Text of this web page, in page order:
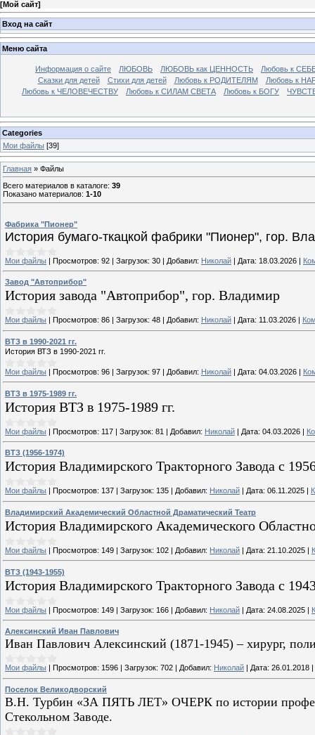
[Мой сайт]
Вход на сайт
Меню сайта
Информация о сайте ЛЮБОВЬ ЛЮБОВЬ как ЦЕННОСТЬ
Любовь к
Сказки для детей
Стихи для детей Любовь к РОДИТЕЛЯМ
Любовь к
Любовь к ЧЕЛОВЕЧЕСТВУ
Любовь к СИЛАМ СВЕТА Любовь к БОГУ
Categories
Мои файлы [39]
Главная » Файлы
Всего материалов в каталоге: 39
Показано материалов: 1-10
Фабрика "Пионер"
История бумаго-ткацкой фабрики "Пионер", гор.
Мои файлы | Просмотров: 92 | Загрузок: 30 | Добавил: Николай | Дата: 18.03.2026 |
Завод "Автоприбор"
История завода "Автоприбор", гор. Владимир
Мои файлы Просмотров: 86 Загрузок: 48 Добавил: Николай Дата: 11.03.2026
ВТЗ в 1990-2021 гг.
История ВТЗ в 1990-2021 гг.
Мои файлы | Просмотров: 96 | Загрузок: 97 | Добавил: Николай | Дата: 04.03.2026 |
ВТЗ в 1975-1989 гг.
История ВТЗ в 1975-1989 гг.
Мои файлы | Просмотров: 117 | Загрузок: 81 | Добавил: Николай | Дата: 04.03.2026 |
ВТЗ (1956-1974)
История Владимирского Тракторного Завода с
Мои файлы Просмотров: 137 Загрузок: 135 Добавил: Николай Дата: 06.11.2025
Владимирский Академический Областной Драматический Театр
История Владимирского Академического
Мои файлы | Просмотров: 149 | Загрузок: 102 | Добавил: Николай | Дата: 21.10.2025 |
ВТЗ (1943-1955)
История Владимирского Тракторного Завода с
Мои файлы | Просмотров: 149 | Загрузок: 166 | Добавил: Николай | Дата: 24.08.2025 |
Алексинский Иван Павлович
Иван Павлович Алексинский (1871-1945) – хирург,
Мои файлы Просмотров: 1596 Загрузок: 702 Добавил: Николай Дата: 26.01.2018
Поселок Великодворский
В.Н. Турбин «ЗА ПЯТЬ ЛЕТ» ОЧЕРК по истории
Стекольном Заводе.